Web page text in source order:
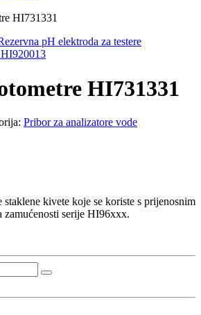
HI731331
pH elektroda za testere
HI731331
Pribor za analizatore vode
kivete koje se koriste s prijenosnim
zamućenosti serije HI96xxx.